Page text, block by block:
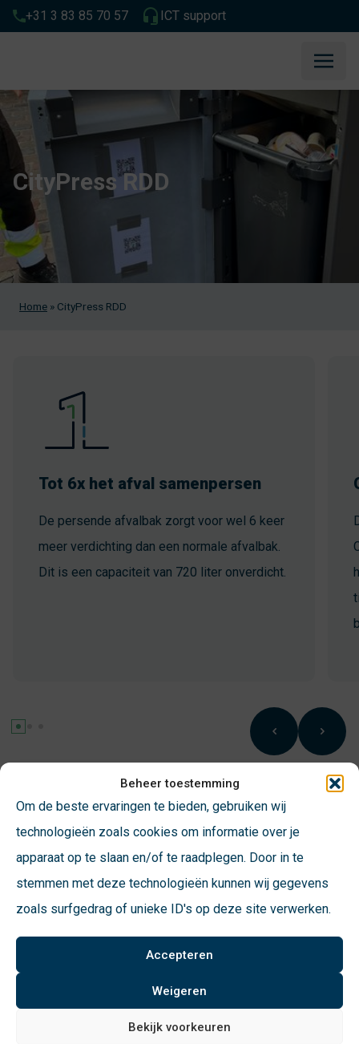
Beheer toestemming
Om de beste ervaringen te bieden, gebruiken wij
technologieën zoals cookies om informatie over je
apparaat op te slaan en/of te raadplegen. Door in te
stemmen met deze technologieën kunnen wij gegevens
zoals surfgedrag of unieke ID's op deze site verwerken.
Accepteren
Weigeren
Bekijk voorkeuren
+31 3 83 85 70 57 ICT support
CityPress RDD
Home » CityPress RDD
Tot 6x het afval samenpersen
De persende afvalbak zorgt voor wel 6 keer
meer verdichting dan een normale afvalbak.
Dit is een capaciteit van 720 liter onverdicht.
Werking van de CityPRESS
Klik op de YouTube play knop om te zien hoe deze afvalbak
werkt.
Schrijf je in voor onze
nieuwsbrief